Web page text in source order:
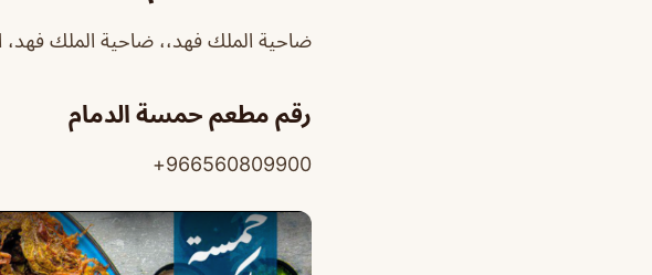
ضاحية الملك فهد،، ضاحية الملك فهد، الدمام 32314، المملكة
رقم مطعم حمسة الدمام
966560809900+